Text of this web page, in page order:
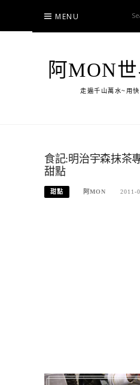
content
MENU
阿MON
走遍千山萬水~用
食記:明治宇森抹茶
甜點
甜點 阿MON 2011-